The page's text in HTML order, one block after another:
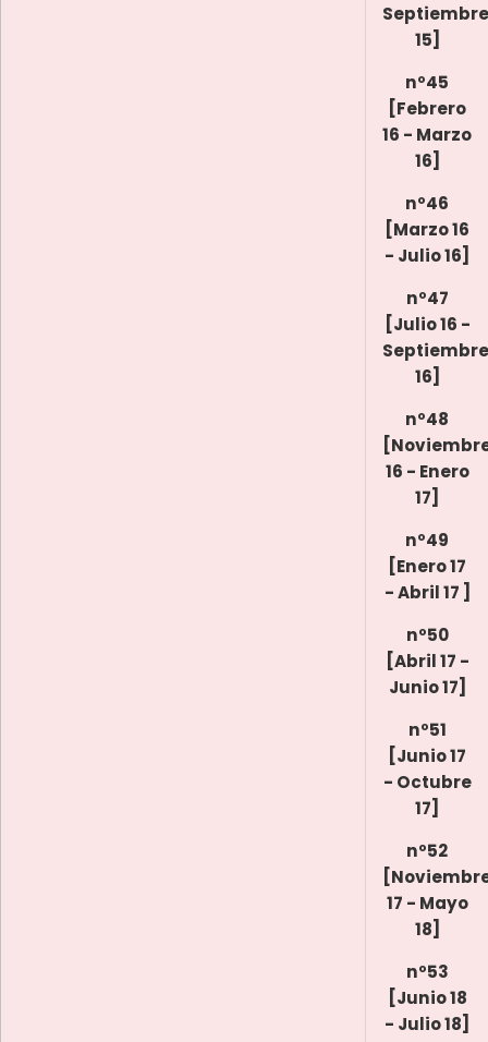
Septiembre
15]
nº45
[Febrero
16 - Marzo
16]
nº46
[Marzo 16
- Julio 16]
nº47
[Julio 16 -
Septiembre
16]
nº48
16 - Enero
17]
nº49
[Enero 17
- Abril 17 ]
nº50
[Abril 17 -
Junio 17]
nº51
[Junio 17
- Octubre
17]
nº52
17 - Mayo
18]
nº53
[Junio 18
- Julio 18]